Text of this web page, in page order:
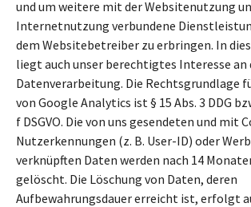
und um weitere mit der Websitenutzung
Internetnutzung verbundene
dem Websitebetreiber zu erbringen. In
liegt auch unser berechtigtes Interesse an
Datenverarbeitung. Die Rechtsgrundlage
von Google Analytics ist § 15 Abs. 3 DDG
f DSGVO. Die von uns gesendeten und mit
Nutzerkennungen (z. B. User-ID) oder
verknüpften Daten werden nach 14
gelöscht. Die Löschung von Daten, deren
Aufbewahrungsdauer erreicht ist, erfolgt